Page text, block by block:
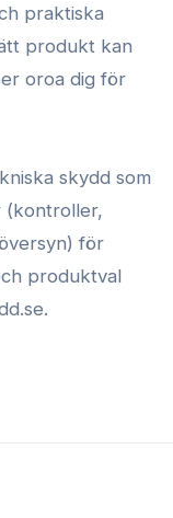
praktiska
produkt kan
oroa dig för
skydd som
(kontroller,
för
produktval